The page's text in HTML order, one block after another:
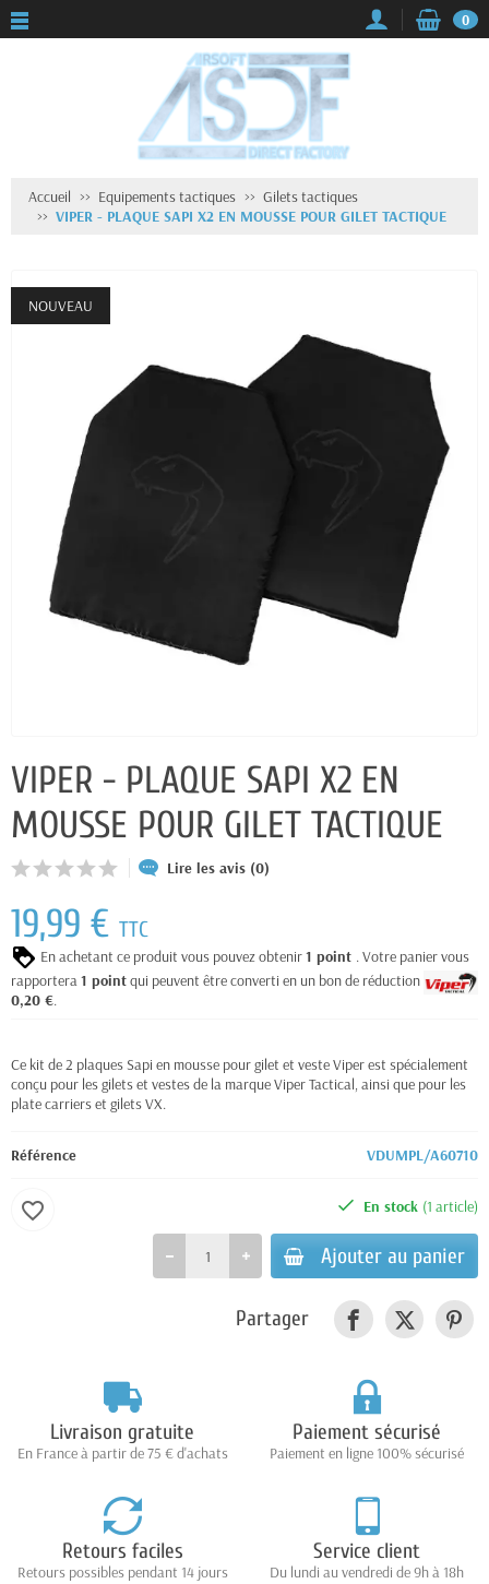
0
Accueil Equipements tactiques
Gilets tactiques
VIPER - PLAQUE SAPI X2 EN MOUSSE POUR GILET TACTIQUE
NOUVEAU
VIPER - PLAQUE SAPI X2 EN
MOUSSE POUR GILET TACTIQUE
Lire les avis (0)
19,99 € TTC
En achetant ce produit vous pouvez obtenir1 point . Votre panier vous
rapportera1 pointqui peuvent être converti en un bon de réduction de
0,20 €.
Ce kit de 2 plaques Sapi en mousse pour gilet et veste Viper est spécialement
conçu pour les gilets et vestes de la marque Viper Tactical, ainsi que pour les
plate carriers et gilets VX.
Référence VDUMPL/A60710
En stock (1 article)
Ajouter au panier
favorite_border
Partager
Livraison gratuite
En France à partir de 75 € d'achats
Paiement sécurisé
Paiement en ligne 100% sécurisé
Retours faciles
Retours possibles pendant 14 jours
Service client
Du lundi au vendredi de 9h à 18h